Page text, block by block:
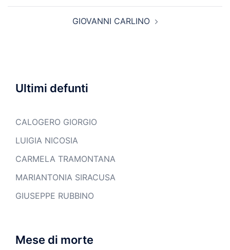
GIOVANNI CARLINO
Ultimi defunti
CALOGERO GIORGIO
LUIGIA NICOSIA
CARMELA TRAMONTANA
MARIANTONIA SIRACUSA
GIUSEPPE RUBBINO
Mese di morte